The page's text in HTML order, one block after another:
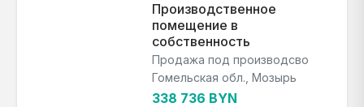
Производственное
помещение в
собственность
Продажа под производсво
Гомельская обл., Мозырь
338 736 BYN